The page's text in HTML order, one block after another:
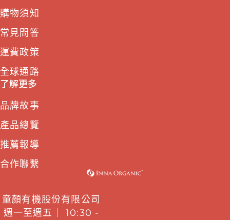
購物須知
常見問答
運費政策
全球通路
了解更多
品牌故事
產品總覽
推薦報導
合作聯繫
童顏有機股份有限公司
週一至週五｜ 10:30 -